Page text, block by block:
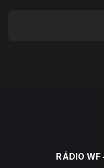
RÁDIO WF